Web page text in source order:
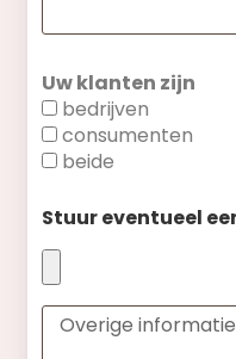
Uw klanten zijn
bedrijven
consumenten
beide
Stuur eventueel